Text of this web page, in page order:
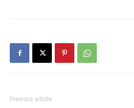
Previous article